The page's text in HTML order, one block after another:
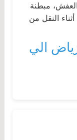
مبطنة
النقل من
الي